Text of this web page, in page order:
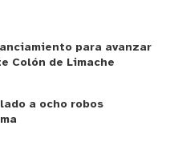
para avanzar
Colón de Limache
a ocho robos